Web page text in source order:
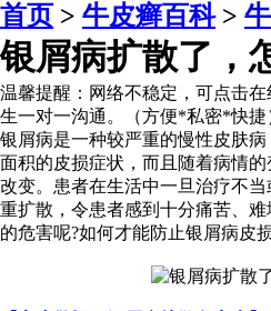
首页 > 牛皮癣百科>
银屑病扩散了，
温馨提醒： 网络不稳定，可点击
生一对一沟通。（方便*私密*快捷
银屑病是一种较严重的慢性皮肤
面积的皮损症状，而且随着病情
改变。患者在生活中一旦治疗不
重扩散，令患者感到十分痛苦、
的危害呢?如何才能防止银屑病皮